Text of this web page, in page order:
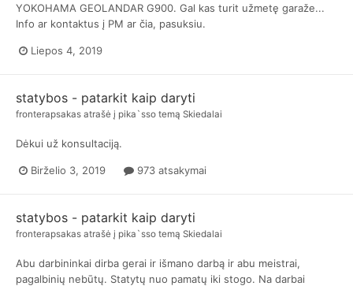
YOKOHAMA GEOLANDAR G900. Gal kas turit užmetę garaže...
Info ar kontaktus į PM ar čia, pasuksiu.
Liepos 4, 2019
statybos - patarkit kaip daryti
fronterapsakas atrašė į pika`sso temą Skiedalai
Dėkui už konsultaciją.
Birželio 3, 2019 973 atsakymai
statybos - patarkit kaip daryti
fronterapsakas atrašė į pika`sso temą Skiedalai
Abu darbininkai dirba gerai ir išmano darbą ir abu meistrai,
pagalbinių nebūtų. Statytų nuo pamatų iki stogo. Na darbai